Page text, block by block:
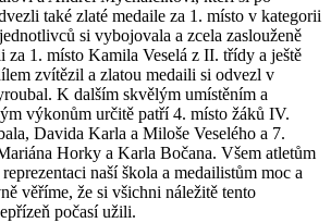
také zlaté medaile za 1. místo v kategorii
si vybojovala a zcela zaslouženě
za 1. místo Kamila Veselá z II. třídy a ještě
zvítězil a zlatou medaili si odvezl v
K dalším skvělým umístěním a
výkonům určitě patří 4. místo žáků IV.
Davida Karla a Miloše Veselého a 7.
Horky a Karla Bočana. Všem atletům
naší škola a medailistům moc a
věříme, že si všichni náležitě tento
počasí užili.